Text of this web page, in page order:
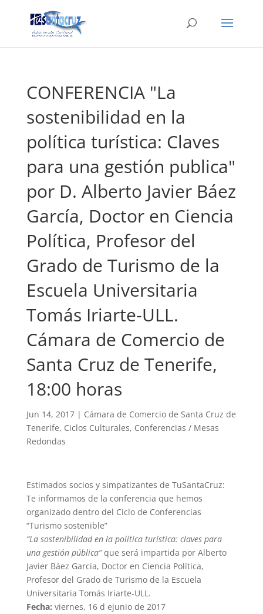
CONFERENCIA "La
sostenibilidad en la
política turística: Claves
para una gestión publica"
por D. Alberto Javier Báez
García, Doctor en Ciencia
Política, Profesor del
Grado de Turismo de la
Escuela Universitaria
Tomás Iriarte-ULL.
Cámara de Comercio de
Santa Cruz de Tenerife,
18:00 horas
Jun 14, 2017| Cámara de Comercio de Santa Cruz de
Tenerife, Ciclos Culturales, Conferencias / Mesas
Redondas
Estimados socios y simpatizantes de TuSantaCruz:
Te informamos de la conferencia que hemos
organizado dentro del Ciclo de Conferencias
“Turismo sostenible”
“La sostenibilidad en la política turística: claves para
una gestión pública”que será impartida por Alberto
Javier Báez García, Doctor en Ciencia Política,
Profesor del Grado de Turismo de la Escuela
Universitaria Tomás Iriarte-ULL.
Fecha: viernes, 16 d ejunio de 2017